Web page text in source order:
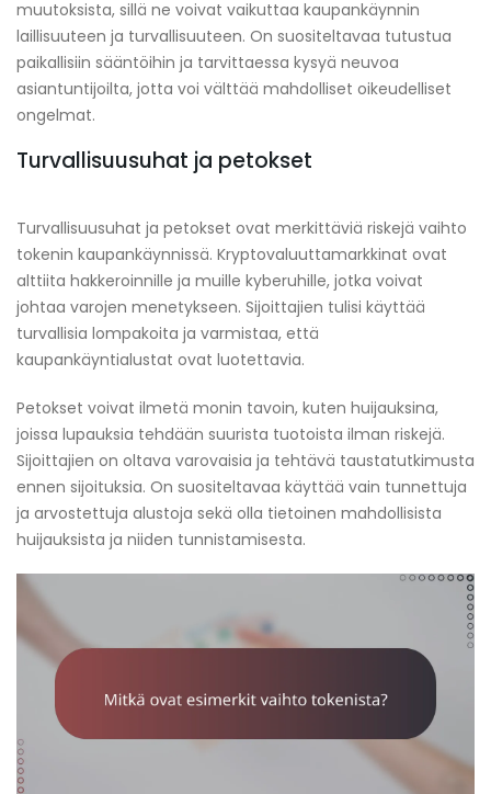
muutoksista, sillä ne voivat vaikuttaa kaupankäynnin
laillisuuteen ja turvallisuuteen. On suositeltavaa tutustua
paikallisiin sääntöihin ja tarvittaessa kysyä neuvoa
asiantuntijoilta, jotta voi välttää mahdolliset oikeudelliset
ongelmat.
Turvallisuusuhat ja petokset
Turvallisuusuhat ja petokset ovat merkittäviä riskejä vaihto
tokenin kaupankäynnissä. Kryptovaluuttamarkkinat ovat
alttiita hakkeroinnille ja muille kyberuhille, jotka voivat
johtaa varojen menetykseen. Sijoittajien tulisi käyttää
turvallisia lompakoita ja varmistaa, että
kaupankäyntialustat ovat luotettavia.
Petokset voivat ilmetä monin tavoin, kuten huijauksina,
joissa lupauksia tehdään suurista tuotoista ilman riskejä.
Sijoittajien on oltava varovaisia ja tehtävä taustatutkimusta
ennen sijoituksia. On suositeltavaa käyttää vain tunnettuja
ja arvostettuja alustoja sekä olla tietoinen mahdollisista
huijauksista ja niiden tunnistamisesta.